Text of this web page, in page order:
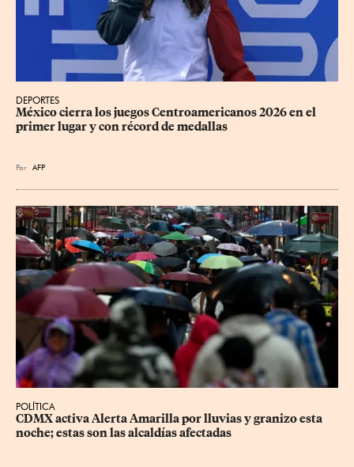
DEPORTES
México cierra los juegos Centroamericanos 2026 en el
primer lugar y con récord de medallas
Por AFP
POLÍTICA
CDMX activa Alerta Amarilla por lluvias y granizo esta
noche; estas son las alcaldías afectadas